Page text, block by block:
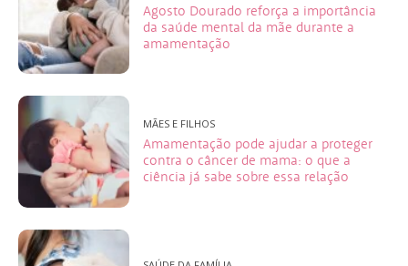
Agosto Dourado reforça a importância
da saúde mental da mãe durante a
amamentação
MÃES E FILHOS
Amamentação pode ajudar a proteger
contra o câncer de mama: o que a
ciência já sabe sobre essa relação